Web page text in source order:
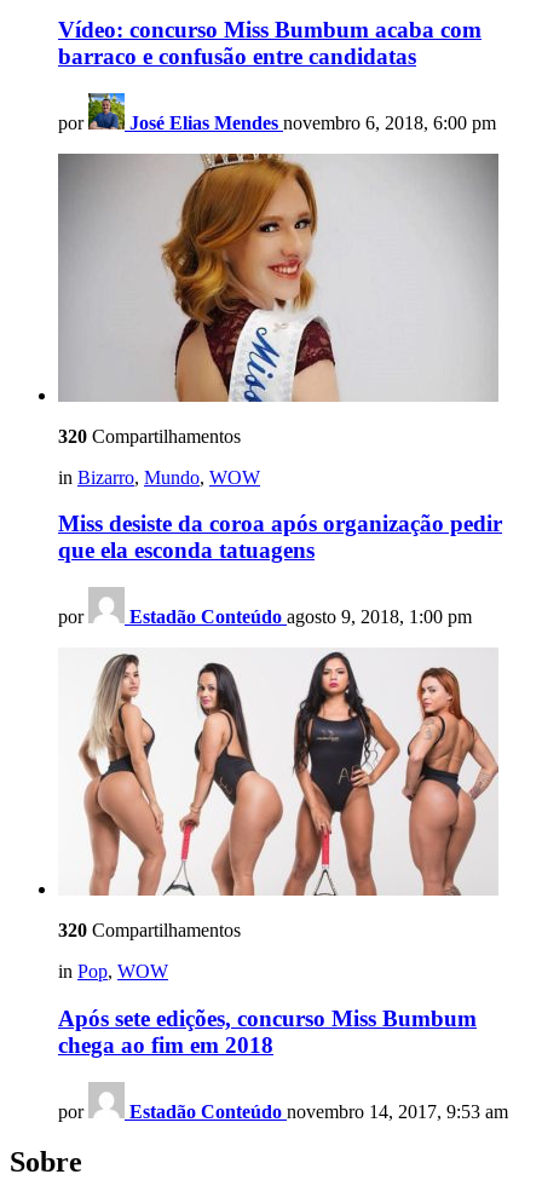
Vídeo: concurso Miss Bumbum acaba com
barraco e confusão entre candidatas
por José Elias Mendes novembro 6, 2018, 6:00 pm
320 Compartilhamentos
in Bizarro, Mundo, WOW
Miss desiste da coroa após organização pedir
que ela esconda tatuagens
por Estadão Conteúdo agosto 9, 2018, 1:00 pm
320 Compartilhamentos
in Pop, WOW
Após sete edições, concurso Miss Bumbum
chega ao fim em 2018
por Estadão Conteúdo novembro 14, 2017, 9:53 am
Sobre